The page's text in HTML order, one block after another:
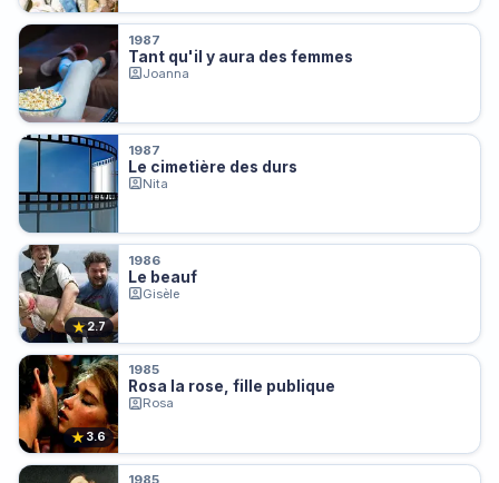
1987
Tant qu'il y aura des femmes
Joanna
1987
Le cimetière des durs
Nita
★2.7
1986
Le beauf
Gisèle
★3.6
1985
Rosa la rose, fille publique
Rosa